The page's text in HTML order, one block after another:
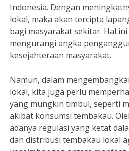
Indonesia. Dengan
lokal, maka akan tercipta
bagi masyarakat sekitar. Hal
mengurangi angka
kesejahteraan masyarakat.
Namun, dalam
lokal, kita juga perlu
yang mungkin timbul, seperti
akibat konsumsi tembakau.
adanya regulasi yang ketat
dan distribusi tembakau lokal